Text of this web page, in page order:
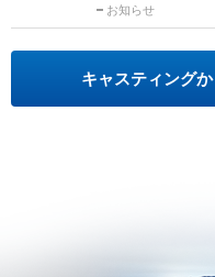
お知らせ
キャスティング